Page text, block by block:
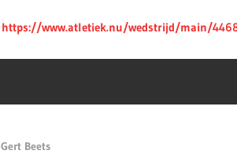
https://www.atletiek.nu/wedstrijd/main/
Gert Beets